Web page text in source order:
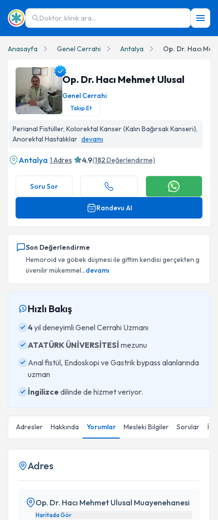
Doktor, klinik ara...
Anasayfa Genel Cerrahi Antalya Op. Dr. Hacı
Op. Dr. Hacı Mehmet Ulusal
Genel Cerrahi
Takip Et
Perianal Fistüller, Kolorektal Kanser (Kalın Bağırsak Kanseri),
Anorektal Hastalıklar devamı
Antalya 1 Adres 4.9(182Değerlendirme)
Soru Sor
Randevu Al
Son Değerlendirme
Hemoroid ve göbek düşmesi ile gittim kendisi gerçekten g
üvenilir mükemmel...devamı
Hızlı Bakış
4yıl deneyimli Genel Cerrahi Uzmanı
ATATÜRK ÜNİVERSİTESİ mezunu
Anal fistül, Endoskopi ve Gastrik bypass alanlarında
uzman
İngilizce dilinde de hizmet veriyor.
Adresler Hakkında Yorumlar Mesleki Bilgiler Sorular
Adres
Op. Dr. Hacı Mehmet Ulusal Muayenehanesi
Haritada Gör